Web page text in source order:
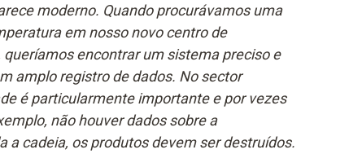
moderno. Quando procurávamos uma
em nosso novo centro de
encontrar um sistema preciso e
amplo registro de dados. No sector
é particularmente importante e por vezes
não houver dados sobre a
a cadeia, os produtos devem ser destruídos.